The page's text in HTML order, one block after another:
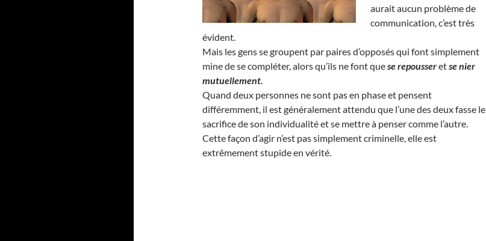
aurait aucun problème de
communication, c’est très
évident.
Mais les gens se groupent par paires d’opposés qui font simplement
mine de se compléter, alors qu’ils ne font quese repousseretse nier
mutuellement.
Quand deux personnes ne sont pas en phase et pensent
différemment, il est généralement attendu que l’une des deux fasse le
sacrifice de son individualité et se mettre à penser comme l’autre.
Cette façon d’agir n’est pas simplement criminelle, elle est
extrêmement stupide en vérité.